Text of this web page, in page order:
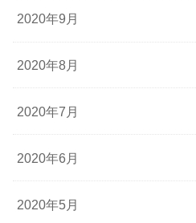
2020年9月
2020年8月
2020年7月
2020年6月
2020年5月